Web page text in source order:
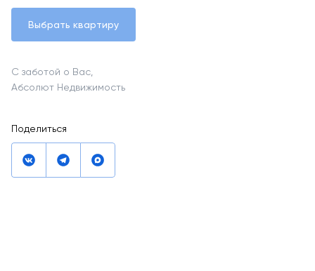
Выбрать квартиру
С заботой о Вас,
Абсолют Недвижимость
Поделиться